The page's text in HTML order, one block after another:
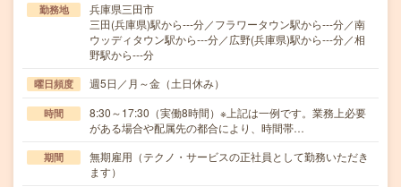
勤務地
兵庫県三田市
三田(兵庫県)駅から---分／フラワータウン駅から---分／南
ウッディタウン駅から---分／広野(兵庫県)駅から---分／相
野駅から---分
曜日頻度 週5日／月～金（土日休み）
時間
8:30～17:30（実働8時間）※上記は一例です。業務上必要
がある場合や配属先の都合により、時間帯…
期間
無期雇用（テクノ・サービスの正社員として勤務いただき
ます）